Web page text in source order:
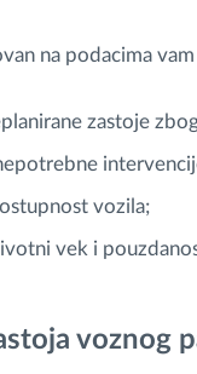
na podacima
zastoje
vozila;
vek i
voznog